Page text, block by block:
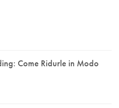
Come Ridurle in Modo